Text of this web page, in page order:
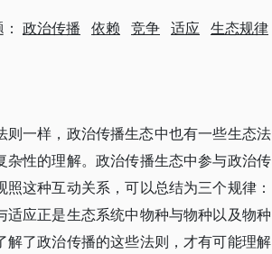
政治传播 依赖 竞争 适应 生态规律
一样，政治传播生态中也有一些生态法
性的理解。政治传播生态中参与政治传
这种互动关系，可以总结为三个规律：
应正是生态系统中物种与物种以及物种
了政治传播的这些法则，才有可能理解